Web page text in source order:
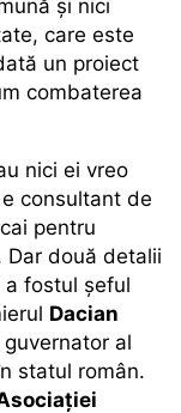
și nici
care este
un proiect
combaterea
nici ei vreo
e consultant de
pentru
Dar două detalii
a fostul șeful
Dacian
al
statul român.